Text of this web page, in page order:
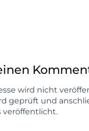
wird nicht
geprüft und
veröffentlicht.